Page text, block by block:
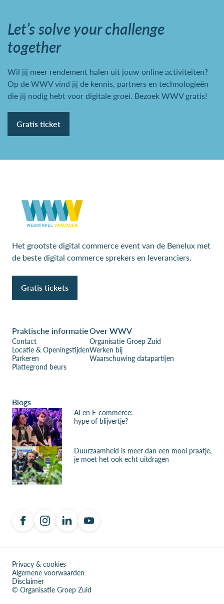
Let’s solve your challenge
together
Wil jij meer rendement halen uit jouw online activiteiten?
Op de WWV vind jij de kennis, partners en technologieën
die jij nodig hebt voor digitale groei. Bezoek WWV gratis!
Gratis ticket
Het grootste digital commerce event van de Benelux met
de beste digital commerce sprekers en leveranciers.
Gratis tickets
Praktische informatie
Contact
Locatie & Openingstijden
Parkeren
Plattegrond beurs
Over WWV
Organisatie Groep Zuid
Werken bij
Waarschuwing datapartijen
Blogs
AI en E-commerce:
hype of blijvertje?
Duurzaamheid is meer dan een mooi praatje,
je moet het ook echt uitdragen
Privacy & cookies
Algemene voorwaarden
Disclaimer
© Organisatie Groep Zuid